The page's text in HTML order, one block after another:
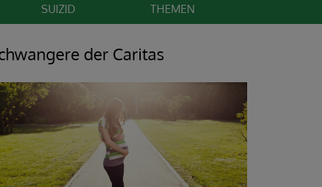
SUIZID
THEMEN
der Caritas